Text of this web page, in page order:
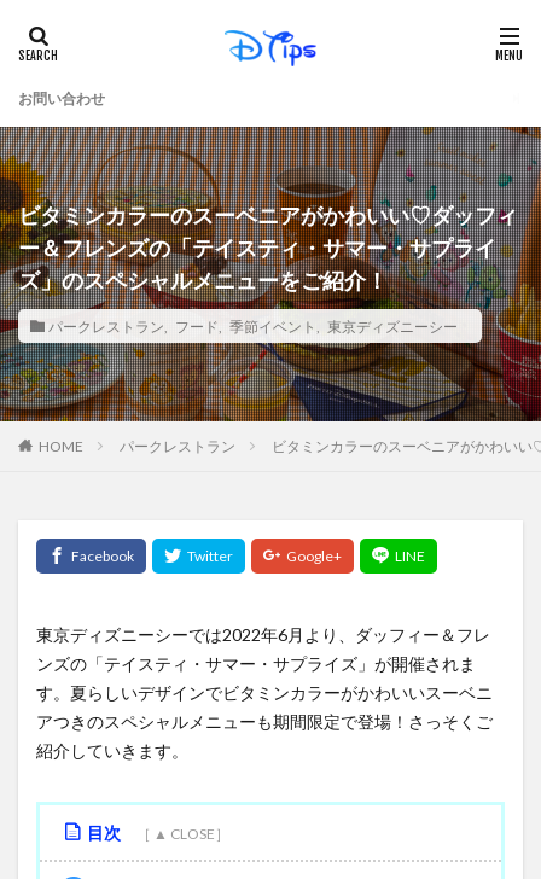
お問い合わせ
ビタミンカラーのスーベニアがかわいい♡ダッフィ
ー＆フレンズの「テイスティ・サマー・サプライ
ズ」のスペシャルメニューをご紹介！
パークレストラン フード 季節イベント 東京ディズニーシー
HOME パークレストラン ビタミンカラーのスーベニアがかわい
東京ディズニーシーでは2022年6月より、ダッフィー＆フレ
ンズの「テイスティ・サマー・サプライズ」が開催されま
す。夏らしいデザインでビタミンカラーがかわいいスーベニ
アつきのスペシャルメニューも期間限定で登場！さっそくご
紹介していきます。
目次